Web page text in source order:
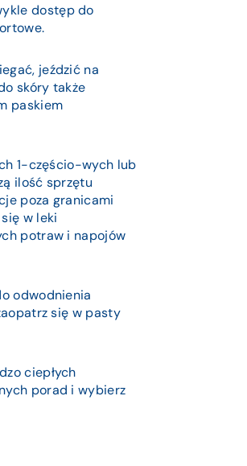
dostęp do
jeździć na
skóry także
paskiem
1-częścio-wych lub
ilość sprzętu
poza granicami
w leki
potraw i napojów
odwodnienia
się w pasty
ciepłych
porad i wybierz